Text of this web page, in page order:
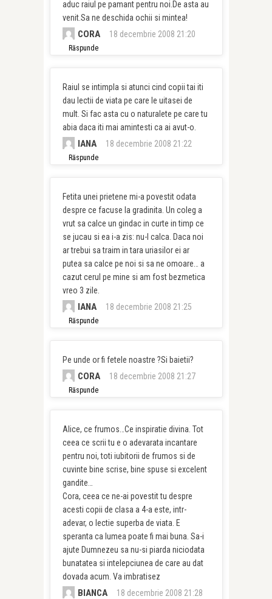
aduc raiul pe pamant pentru noi.De asta au
venit.Sa ne deschida ochii si mintea!
CORA 18 decembrie 2008 21:20
Răspunde
Raiul se intimpla si atunci cind copii tai iti
dau lectii de viata pe care le uitasei de
mult. Si fac asta cu o naturalete pe care tu
abia daca iti mai amintesti ca ai avut-o.
IANA 18 decembrie 2008 21:22
Răspunde
Fetita unei prietene mi-a povestit odata
despre ce facuse la gradinita. Un coleg a
vrut sa calce un gindac in curte in timp ce
se jucau si ea i-a zis: nu-l calca. Daca noi
ar trebui sa traim in tara uriasilor ei ar
putea sa calce pe noi si sa ne omoare… a
cazut cerul pe mine si am fost bezmetica
vreo 3 zile.
IANA 18 decembrie 2008 21:25
Răspunde
Pe unde or fi fetele noastre ?Si baietii?
CORA 18 decembrie 2008 21:27
Răspunde
Alice, ce frumos…Ce inspiratie divina. Tot
ceea ce scrii tu e o adevarata incantare
pentru noi, toti iubitorii de frumos si de
cuvinte bine scrise, bine spuse si excelent
gandite…
Cora, ceea ce ne-ai povestit tu despre
acesti copii de clasa a 4-a este, intr-
adevar, o lectie superba de viata. E
speranta ca lumea poate fi mai buna. Sa-i
ajute Dumnezeu sa nu-si piarda niciodata
bunatatea si intelepciunea de care au dat
dovada acum. Va imbratisez
BIANCA 18 decembrie 2008 21:28